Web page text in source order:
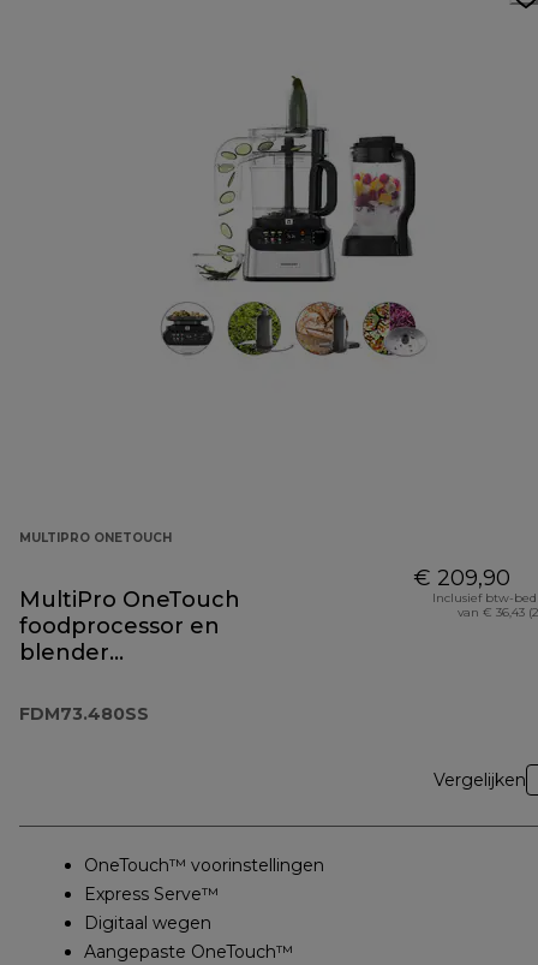
MULTIPRO ONETOUCH
MultiPro OneTouch
foodprocessor en
blender
FDM73.480SS
€ 209,90
Inclusief btw-
van € 36,43
Vergelijken
OneTouch™ voorinstellingen
Express Serve™
Digitaal wegen
Aangepaste OneTouch™